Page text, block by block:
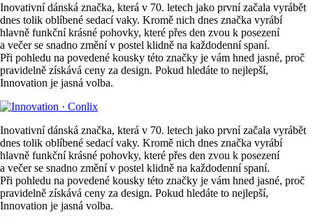
Inovativní dánská značka, která v 70. letech jako první začala vyrábět
dnes tolik oblíbené sedací vaky. Kromě nich dnes značka vyrábí
hlavně funkční krásné pohovky, které přes den zvou k posezení
a večer se snadno změní v postel klidně na každodenní spaní.
Při pohledu na povedené kousky této značky je vám hned jasné, proč
pravidelně získává ceny za design. Pokud hledáte to nejlepší,
Innovation je jasná volba.
Inovativní dánská značka, která v 70. letech jako první začala vyrábět
dnes tolik oblíbené sedací vaky. Kromě nich dnes značka vyrábí
hlavně funkční krásné pohovky, které přes den zvou k posezení
a večer se snadno změní v postel klidně na každodenní spaní.
Při pohledu na povedené kousky této značky je vám hned jasné, proč
pravidelně získává ceny za design. Pokud hledáte to nejlepší,
Innovation je jasná volba.